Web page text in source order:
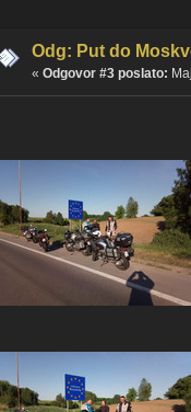
Odg: Put do
« Odgovor #3 poslato: